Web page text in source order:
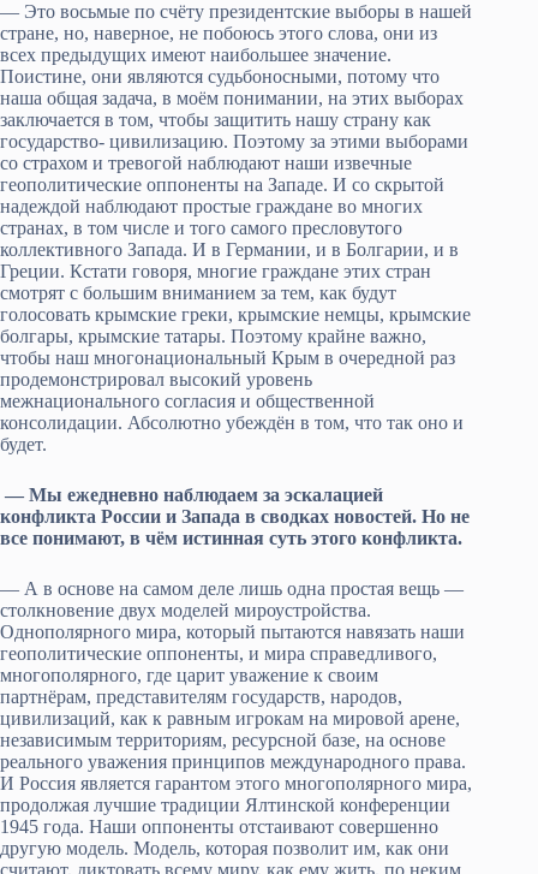
— Это восьмые по счёту президентские выборы в нашей
стране, но, наверное, не побоюсь этого слова, они из
всех предыдущих имеют наибольшее значение.
Поистине, они являются судьбоносными, потому что
наша общая задача, в моём понимании, на этих выборах
заключается в том, чтобы защитить нашу страну как
государство- цивилизацию. Поэтому за этими выборами
со страхом и тревогой наблюдают наши извечные
геополитические оппоненты на Западе. И со скрытой
надеждой наблюдают простые граждане во многих
странах, в том числе и того самого пресловутого
коллективного Запада. И в Германии, и в Болгарии, и в
Греции. Кстати говоря, многие граждане этих стран
смотрят с большим вниманием за тем, как будут
голосовать крымские греки, крымские немцы, крымские
болгары, крымские татары. Поэтому крайне важно,
чтобы наш многонациональный Крым в очередной раз
продемонстрировал высокий уровень
межнационального согласия и общественной
консолидации. Абсолютно убеждён в том, что так оно и
будет.
— Мы ежедневно наблюдаем за эскалацией
конфликта России и Запада в сводках новостей. Но не
все понимают, в чём истинная суть этого конфликта.
— А в основе на самом деле лишь одна простая вещь —
столкновение двух моделей мироустройства.
Однополярного мира, который пытаются навязать наши
геополитические оппоненты, и мира справедливого,
многополярного, где царит уважение к своим
партнёрам, представителям государств, народов,
цивилизаций, как к равным игрокам на мировой арене,
независимым территориям, ресурсной базе, на основе
реального уважения принципов международного права.
И Россия является гарантом этого многополярного мира,
продолжая лучшие традиции Ялтинской конференции
1945 года. Наши оппоненты отстаивают совершенно
другую модель. Модель, которая позволит им, как они